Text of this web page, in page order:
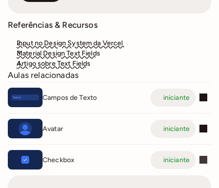
Referências & Recursos
Input no Design System da Vercel
Material Design Text Fields
Artigo sobre Text Fields
Aulas relacionadas
Campos de Texto iniciante
Avatar iniciante
Checkbox iniciante